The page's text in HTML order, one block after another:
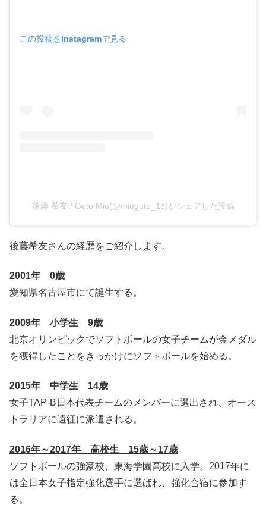
この投稿をInstagramで見る
後藤 希友 / Goto Miu(@miugoto_18)がシェアした投稿
後藤希友さんの経歴をご紹介します。
2001年 0歳
愛知県名古屋市にて誕生する。
2009年 小学生 9歳
北京オリンピックでソフトボールの女子チームが金メダル
を獲得したことをきっかけにソフトボールを始める。
2015年 中学生 14歳
女子TAP-B日本代表チームのメンバーに選出され、オース
トラリアに遠征に派遣される。
2016年～2017年 高校生 15歳～17歳
ソフトボールの強豪校、東海学園高校に入学。2017年に
は全日本女子指定強化選手に選ばれ、強化合宿に参加す
る。